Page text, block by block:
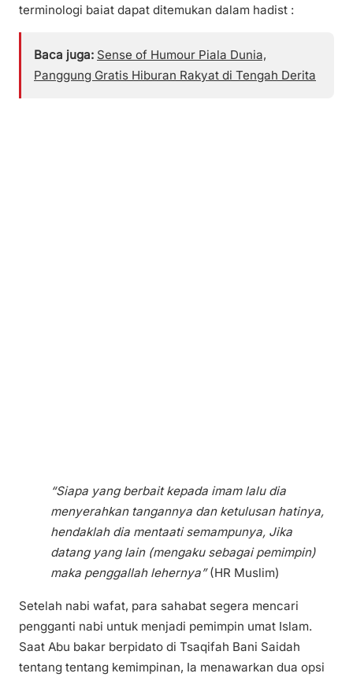
terminologi baiat dapat ditemukan dalam hadist :
Baca juga: Sense of Humour Piala Dunia,
Panggung Gratis Hiburan Rakyat di Tengah Derita
“Siapa yang berbait kepada imam lalu dia
menyerahkan tangannya dan ketulusan hatinya,
hendaklah dia mentaati semampunya, Jika
datang yang lain (mengaku sebagai pemimpin)
maka penggallah lehernya”(HR Muslim)
Setelah nabi wafat, para sahabat segera mencari
pengganti nabi untuk menjadi pemimpin umat Islam.
Saat Abu bakar berpidato di Tsaqifah Bani Saidah
tentang tentang kemimpinan, Ia menawarkan dua opsi